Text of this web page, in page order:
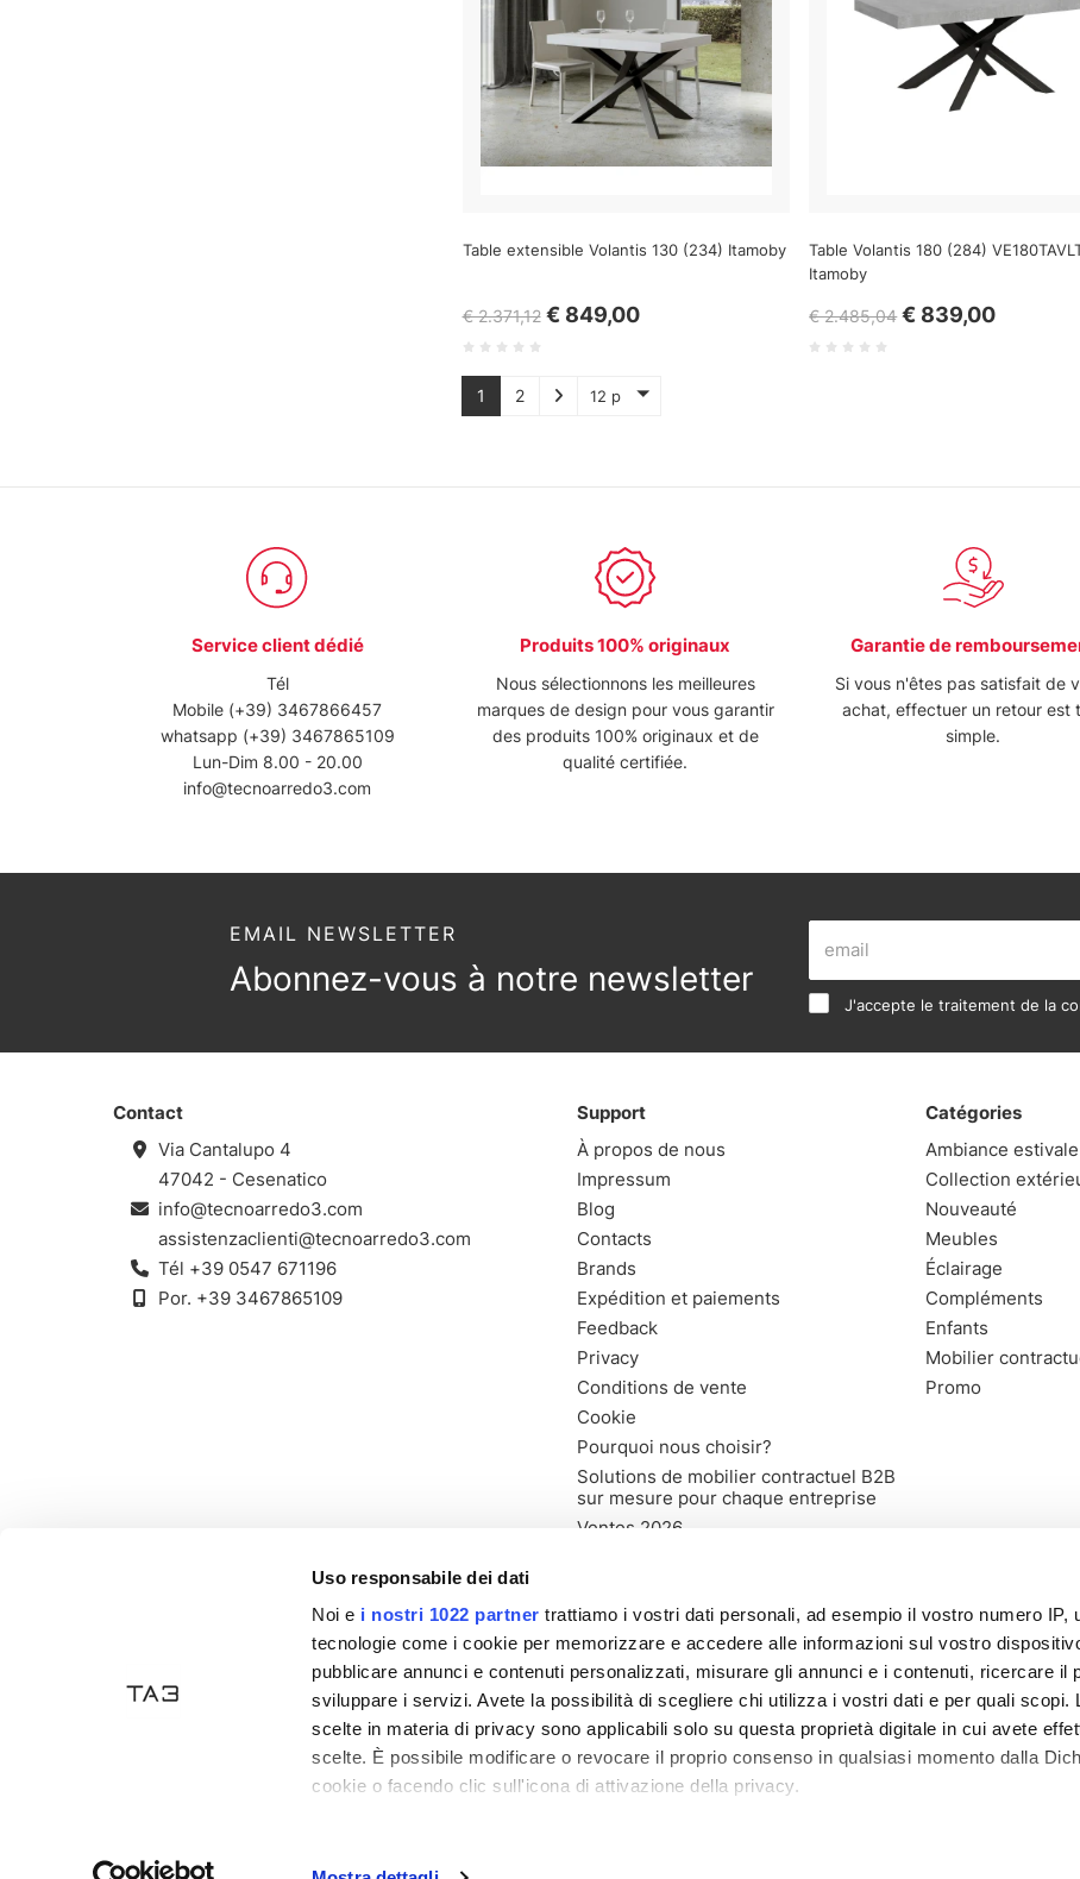
Uso responsabile dei dati
Noi e i nostri 1022 partner trattiamo i vostri dati personali, ad esempio il vostro numero IP,
tecnologie come i cookie per memorizzare e accedere alle informazioni sul vostro
pubblicare annunci e contenuti personalizzati, misurare gli annunci e i contenuti, ricercare il
sviluppare i servizi. Avete la possibilità di scegliere chi utilizza i vostri dati e per quali scopi.
scelte in materia di privacy sono applicabili solo su questa proprietà digitale in cui avete
scelte. È possibile modificare o revocare il proprio consenso in qualsiasi momento dalla
cookie o facendo clic sull'icona di attivazione della privacy.
Table extensible Volantis 130 (234) Itamoby
€ 2.371,12 € 849,00
Table Volantis 180 (284)
Itamoby
€ 2.485,04 € 839,00
1 2 12 p
Service client dédié
Tél
Mobile (+39) 3467866457
whatsapp (+39) 3467865109
Lun-Dim 8.00 - 20.00
info@tecnoarredo3.com
Produits 100% originaux
Nous sélectionnons les meilleures
marques de design pour vous garantir
des produits 100% originaux et de
qualité certifiée.
Garantie de
Si vous n'êtes pas satisfait de
achat, effectuer un retour est
simple.
EMAIL NEWSLETTER
Abonnez-vous à notre newsletter
J'accepte le traitement de la
Contact
Via Cantalupo 4
47042 - Cesenatico
info@tecnoarredo3.com
assistenzaclienti@tecnoarredo3.com
Tél +39 0547 671196
Por. +39 3467865109
Support
À propos de nous
Impressum
Blog
Contacts
Brands
Expédition et paiements
Feedback
Privacy
Conditions de vente
Cookie
Pourquoi nous choisir?
Solutions de mobilier contractuel B2B
sur mesure pour chaque entreprise
Ventes 2026
Catégories
Ambiance estivale
Collection
Nouveauté
Meubles
Éclairage
Compléments
Enfants
Mobilier
Promo
Paiements acceptés
Ecommerceby Daisuke